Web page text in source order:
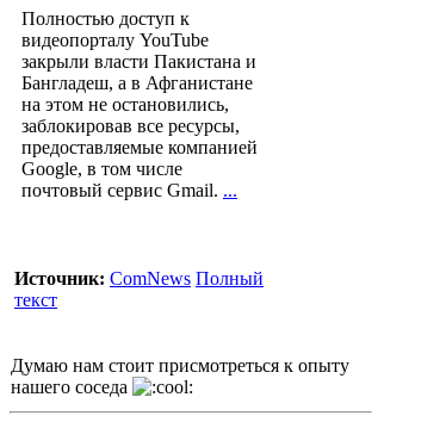
Полностью доступ к
видеопорталу YouTube
закрыли власти Пакистана и
Бангладеш, а в Афганистане
на этом не остановились,
заблокировав все ресурсы,
предоставляемые компанией
Google, в том числе
почтовый сервис Gmail. ...
Источник: ComNews Полный
текст
Думаю нам стоит присмотреться к опыту
нашего соседа